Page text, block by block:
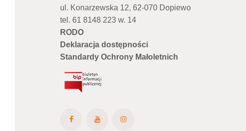
ul. Konarzewska 12, 62-070 Dopiewo
tel. 61 8148 223 w. 14
RODO
Deklaracja dostępności
Standardy Ochrony Małoletnich